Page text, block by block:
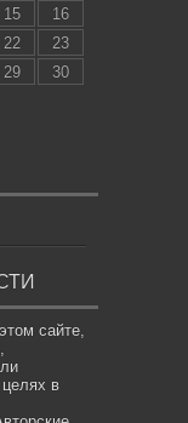
15
16
22
23
29
30
сайте,
в